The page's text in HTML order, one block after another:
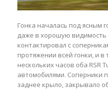
Гонка началась под ясным
даже в хорошую видимость
контактировал с
протяжении всей гонки, и
нескольких часов оба RSR
автомобилями. Соперники
заднее крыло, закрывало